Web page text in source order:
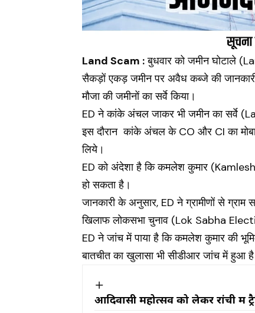
Land Scam :बुधवार को जमीन घोटाले (
सैकड़ों एकड़ जमीन पर अवैध कब्जे की
मौजा की जमीनों का सर्वे किया।
ED ने कांके अंचल जाकर भी जमीन का सर्वे
इस दौरान कांके अंचल के CO और CI का
लिये।
ED को अंदेशा है कि कमलेश कुमार
हो सकता है।
जानकारी के अनुसार, ED ने ग्रामीणों से
खिलाफ लोकसभा चुनाव (Lok Sabha
ED ने जांच में पाया है कि कमलेश कुमार की
बातचीत का खुलासा भी सीडीआर जांच में हुआ
आदिवासी महोत्सव को लेकर रांची में